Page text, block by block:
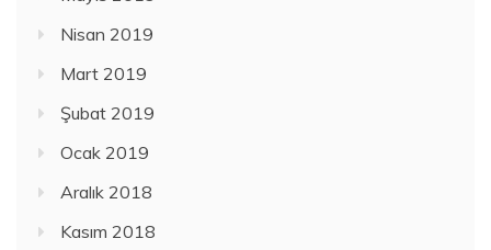
Nisan 2019
Mart 2019
Şubat 2019
Ocak 2019
Aralık 2018
Kasım 2018